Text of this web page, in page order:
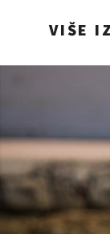
VIŠE